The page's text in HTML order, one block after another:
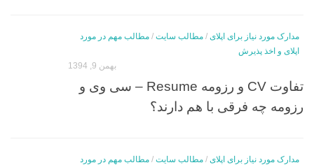
مدارک مورد نیاز برای اپلای / مطالب سایت / مطالب مهم در مورد
اپلای و اخذ پذیرش
بهمن 9, 1394
تفاوت CV و رزومه Resume – سی وی و
رزومه چه فرقی با هم دارند؟
مدارک مورد نیاز برای اپلای / مطالب سایت / مطالب مهم در مورد